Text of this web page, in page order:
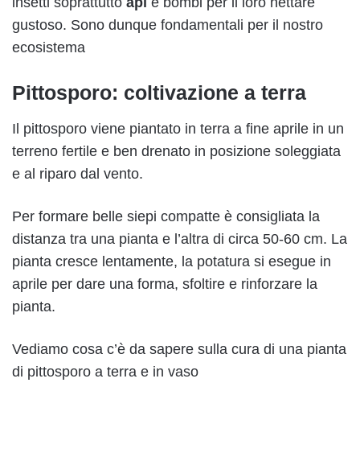
gustoso. Sono dunque fondamentali per il nostro
ecosistema
Pittosporo: coltivazione a terra
Il pittosporo viene piantato in terra a fine aprile in un
terreno fertile e ben drenato in posizione soleggiata
e al riparo dal vento.
Per formare belle siepi compatte è consigliata la
distanza tra una pianta e l’altra di circa 50-60 cm. La
pianta cresce lentamente, la potatura si esegue in
aprile per dare una forma, sfoltire e rinforzare la
pianta.
Vediamo cosa c’è da sapere sulla cura di una pianta
di pittosporo a terra e in vaso